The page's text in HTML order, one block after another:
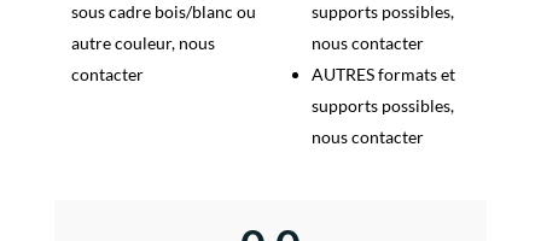
sous cadre bois/blanc ou
autre couleur, nous
contacter
supports possibles,
nous contacter
AUTRES formats et
supports possibles,
nous contacter